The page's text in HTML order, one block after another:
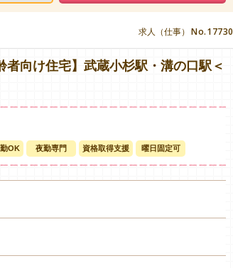
求人（仕事） No.17730
向け住宅】武蔵小杉駅・溝の口駅＜
OK 夜勤専門 資格取得支援 曜日固定可